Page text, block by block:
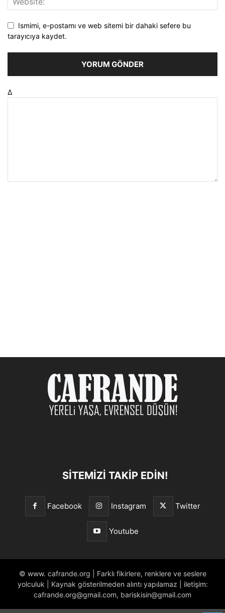
Ismimi, e-postamı ve web sitemi bir dahaki sefere bu
tarayıcıya kaydet.
Δ
SITEMIZI TAKIP EDIN!
Facebook Instagram Twitter
Youtube
© www. cafrande.org | Farklı fikirlere, renklere ve seslere
yolculuk | Kaynak gösterilmeden alıntı yapılamaz | iletişim:
cafrande.org@gmail.com, bariskisin@gmail.com